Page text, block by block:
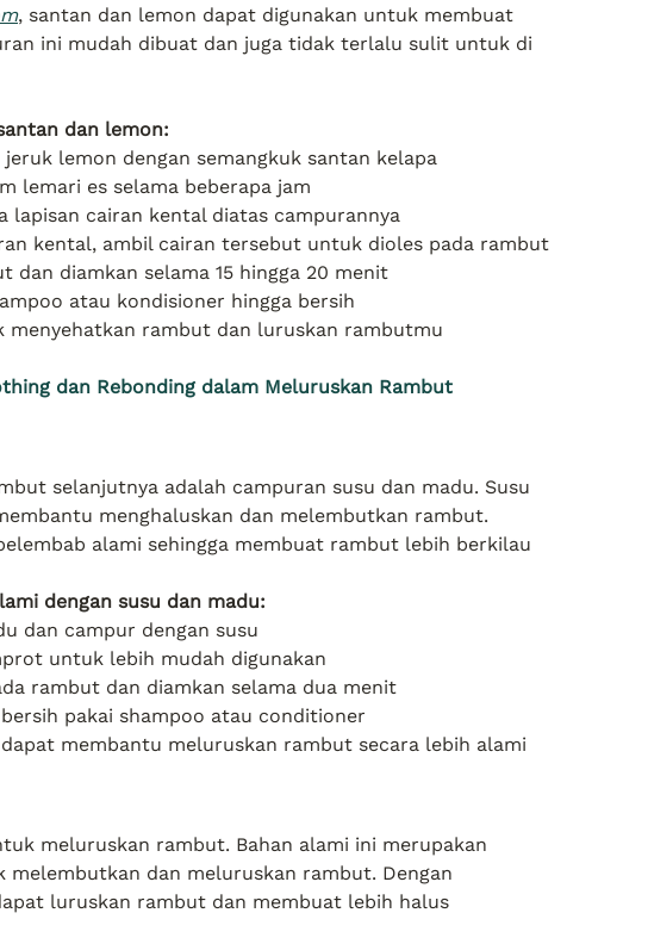
, santan dan lemon dapat digunakan untuk membuat
ini mudah dibuat dan juga tidak terlalu sulit untuk di
dan lemon:
lemon dengan semangkuk santan kelapa
lemari es selama beberapa jam
lapisan cairan kental diatas campurannya
kental, ambil cairan tersebut untuk dioles pada rambut
dan diamkan selama 15 hingga 20 menit
atau kondisioner hingga bersih
menyehatkan rambut dan luruskan rambutmu
dan Rebonding dalam Meluruskan Rambut
selanjutnya adalah campuran susu dan madu. Susu
menghaluskan dan melembutkan rambut.
alami sehingga membuat rambut lebih berkilau
dengan susu dan madu:
dan campur dengan susu
untuk lebih mudah digunakan
rambut dan diamkan selama dua menit
pakai shampoo atau conditioner
membantu meluruskan rambut secara lebih alami
meluruskan rambut. Bahan alami ini merupakan
melembutkan dan meluruskan rambut. Dengan
luruskan rambut dan membuat lebih halus